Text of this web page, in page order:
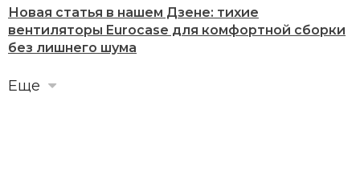
Новая статья в нашем Дзене: тихие
вентиляторы Eurocase для комфортной сборки
без лишнего шума
Еще